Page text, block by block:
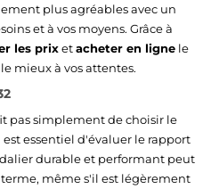
plus agréables avec un
et à vos moyens. Grâce à
les prixetacheter en ligne le
mieux à vos attentes.
pas simplement de choisir le
essentiel d'évaluer le rapport
durable et performant peut
même s'il est légèrement